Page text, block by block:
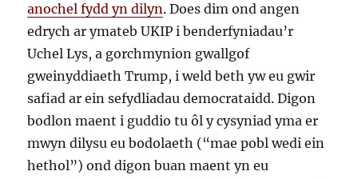
anochel fydd yn dilyn. Does dim ond angen
edrych ar ymateb UKIP i benderfyniadau’r
Uchel Lys, a gorchmynion gwallgof
gweinyddiaeth Trump, i weld beth yw eu gwir
safiad ar ein sefydliadau democrataidd. Digon
bodlon maent i guddio tu ôl y cysyniad yma er
mwyn dilysu eu bodolaeth (“mae pobl wedi ein
hethol”) ond digon buan maent yn eu